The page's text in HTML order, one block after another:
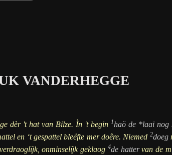
VANDERHEGGE
dèr 't hat van Bilze. Ìn 't begin 1haö de *laai nog
en ‘t gespattel bleëfte mer doêre. Niemed 2doeg
onminselïjk geklaog 4de hattervan de